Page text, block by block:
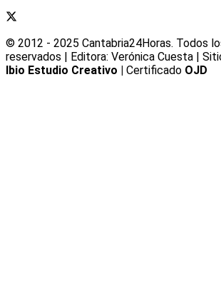
© 2012 - 2025 Cantabria24Horas. Todos
reservados | Editora: Verónica Cuesta |
Ibio Estudio Creativo | Certificado OJD